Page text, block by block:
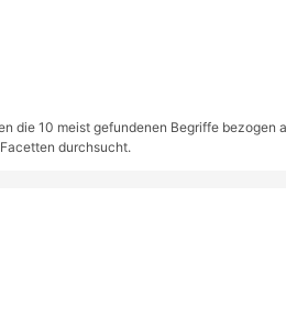
die 10 meist gefundenen Begriffe
durchsucht.